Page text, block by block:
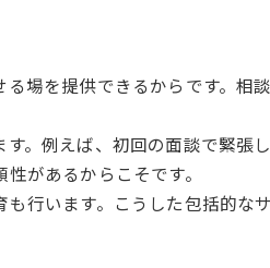
場を提供できるからです。相
。例えば、初回の面談で緊張
があるからこそです。
行います。こうした包括的な